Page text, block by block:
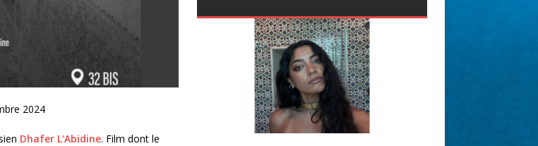
2024
Dhafer L’Abidine. Film dont le
e itt
er
ta
g
er